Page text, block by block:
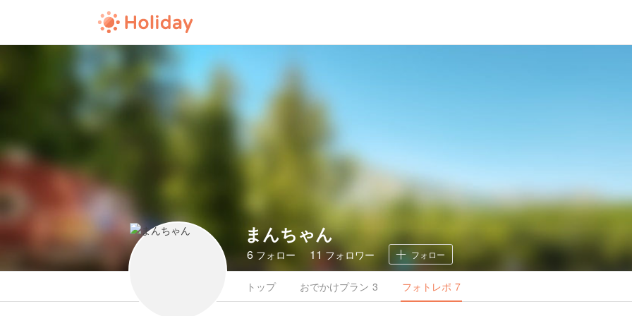
まんちゃん
6 フォロー 11 フォロワー フォロー
トップ おでかけプラン 3 フォトレポ 7